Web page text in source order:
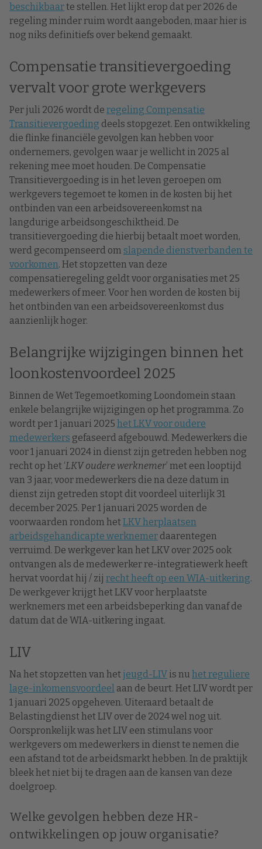
beschikbaarte stellen. Het lijkt erop dat per 2026 de
regeling minder ruim wordt aangeboden, maar hier is
nog niks definitiefs over bekend gemaakt.
Compensatie transitievergoeding
vervalt voor grote werkgevers
Per juli 2026 wordt de regeling Compensatie
Transitievergoeding deels stopgezet. Een ontwikkeling
die flinke financiële gevolgen kan hebben voor
ondernemers, gevolgen waar je wellicht in 2025 al
rekening mee moet houden. De Compensatie
Transitievergoeding is in het leven geroepen om
werkgevers tegemoet te komen in de kosten bij het
ontbinden van een arbeidsovereenkomst na
langdurige arbeidsongeschiktheid. De
transitievergoeding die hierbij betaalt moet worden,
werd gecompenseerd om slapende dienstverbanden te
voorkomen. Het stopzetten van deze
compensatieregeling geldt voor organisaties met 25
medewerkers of meer. Voor hen worden de kosten bij
het ontbinden van een arbeidsovereenkomst dus
aanzienlijk hoger.
Belangrijke wijzigingen binnen het
loonkostenvoordeel 2025
Binnen de Wet Tegemoetkoming Loondomein staan
enkele belangrijke wijzigingen op het programma. Zo
wordt per 1 januari 2025 het LKV voor oudere
medewerkers gefaseerd afgebouwd. Medewerkers die
voor 1 januari 2024 in dienst zijn getreden hebben nog
recht op het ‘LKV oudere werknemer’ met een looptijd
van 3 jaar, voor medewerkers die na deze datum in
dienst zijn getreden stopt dit voordeel uiterlijk 31
december 2025. Per 1 januari 2025 worden de
voorwaarden rondom hetLKV herplaatsen
arbeidsgehandicapte werknemer daarentegen
verruimd. De werkgever kan het LKV over 2025 ook
ontvangen als de medewerker re-integratiewerk heeft
hervat voordat hij / zij recht heeft op een WIA-uitkering.
De werkgever krijgt het LKV voor herplaatste
werknemers met een arbeidsbeperking dan vanaf de
datum dat de WIA-uitkering ingaat.
LIV
Na het stopzetten van het jeugd-LIV is nu het reguliere
lage-inkomensvoordeel aan de beurt. Het LIV wordt per
1 januari 2025 opgeheven. Uiteraard betaalt de
Belastingdienst het LIV over de 2024 wel nog uit.
Oorspronkelijk was het LIV een stimulans voor
werkgevers om medewerkers in dienst te nemen die
een afstand tot de arbeidsmarkt hebben. In de praktijk
bleek het niet bij te dragen aan de kansen van deze
doelgroep.
Welke gevolgen hebben deze HR-
ontwikkelingen op jouw organisatie?